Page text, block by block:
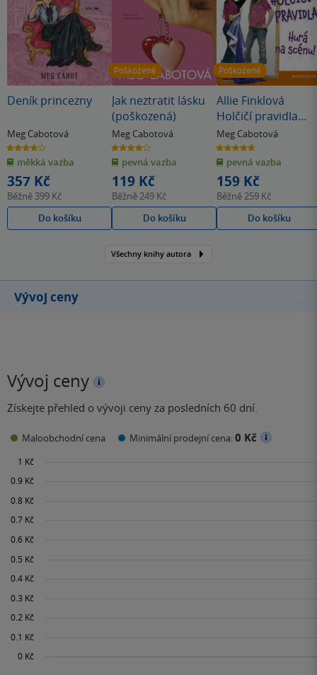
Deník princezny
Meg Cabotová
3.8
z
5
hvězdiček
měkká vazba
357 Kč
Běžně 399 Kč
Do košíku
Poškozené
Jak neztratit lásku
(poškozená)
Meg Cabotová
4.0
z
5
hvězdiček
pevná vazba
119 Kč
Běžně249 Kč
Do košíku
Poškozené
Allie Finklová
Holčičí pravidla
Hurá na scénu!
(poškozená)
Meg Cabotová
4.7
z
5
hvězdiček
pevná vazba
159 Kč
Běžně259 Kč
Do košíku
Všechny knihy autora
Vývoj ceny
Vývoj ceny
Získejte přehled o vývoji ceny za posledních 60 dní.
Maloobchodní cena Minimální prodejní cena:0 Kč